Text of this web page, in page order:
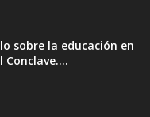
sobre la educación en